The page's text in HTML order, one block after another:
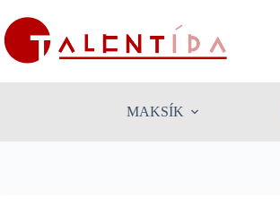
to
content
MAKSÍK